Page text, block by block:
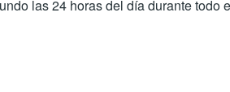
las 24 horas del día durante todo